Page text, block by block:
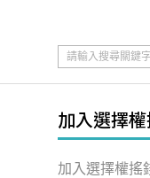
加入選擇
加入選擇權搖